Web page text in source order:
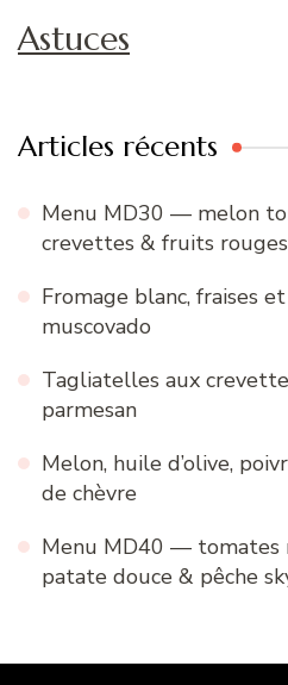
Astuces
Articles récents
Menu MD30 — melon
crevettes & fruits rouges
Fromage blanc, fraises
muscovado
Tagliatelles aux
parmesan
Melon, huile d’olive,
de chèvre
Menu MD40 — tomates
patate douce & pêche